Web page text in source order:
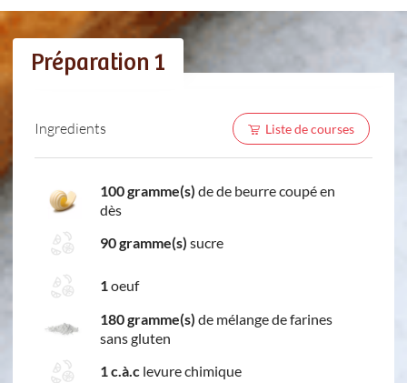
Préparation 1
Ingredients Liste de courses
100 gramme(s) de de beurre coupé en
dès
90 gramme(s) sucre
1oeuf
180 gramme(s) de mélange de farines
sans gluten
1 c.à.c levure chimique